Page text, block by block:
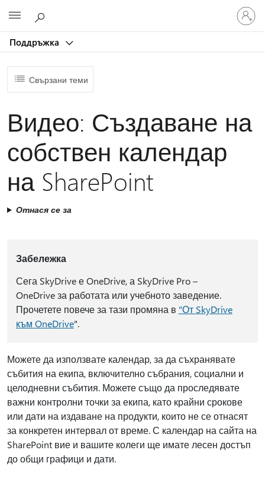
Поддръжка
Влезте
във
вашия
Свързани теми
Видео: Създаване на
собствен календар
на SharePoint
Отнася се за
Забележка
Сега SkyDrive е OneDrive, а SkyDrive Pro –
OneDrive за работата или учебното заведение.
Прочетете повече за тази промяна в "От SkyDrive
към OneDrive".
Можете да използвате календар, за да съхранявате
събития на екипа, включително събрания, социални и
целодневни събития. Можете също да проследявате
важни контролни точки за екипа, като крайни срокове
или дати на издаване на продукти, които не се отнасят
за конкретен интервал от време. С календар на сайта на
SharePoint вие и вашите колеги ще имате лесен достъп
до общи графици и дати.